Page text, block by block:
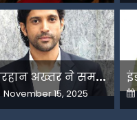
फ
रहान अख्तर ने समझाया देशभक्ति और अंधभक्ति का फर्क
Posted
on
November 15, 2025